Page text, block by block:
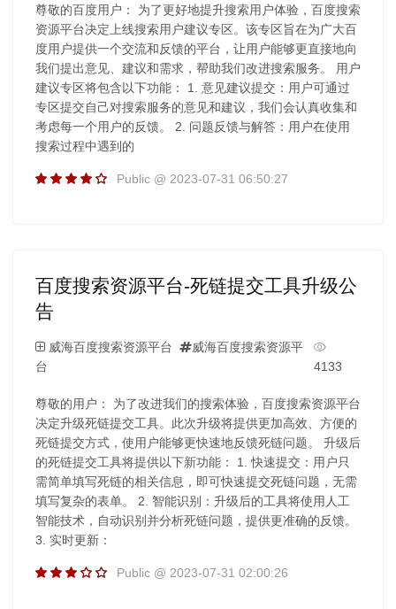
尊敬的百度用户： 为了更好地提升搜索用户体验，百度搜索
资源平台决定上线搜索用户建议专区。该专区旨在为广大百
度用户提供一个交流和反馈的平台，让用户能够更直接地向
我们提出意见、建议和需求，帮助我们改进搜索服务。 用户
建议专区将包含以下功能： 1. 意见建议提交：用户可通过
专区提交自己对搜索服务的意见和建议，我们会认真收集和
考虑每一个用户的反馈。 2. 问题反馈与解答：用户在使用
搜索过程中遇到的
Public @ 2023-07-31 06:50:27
百度搜索资源平台-死链提交工具升级公
告
威海百度搜索资源平台
威海百度搜索资源平
台
4133
尊敬的用户： 为了改进我们的搜索体验，百度搜索资源平台
决定升级死链提交工具。此次升级将提供更加高效、方便的
死链提交方式，使用户能够更快速地反馈死链问题。 升级后
的死链提交工具将提供以下新功能： 1. 快速提交：用户只
需简单填写死链的相关信息，即可快速提交死链问题，无需
填写复杂的表单。 2. 智能识别：升级后的工具将使用人工
智能技术，自动识别并分析死链问题，提供更准确的反馈。
3. 实时更新：
Public @ 2023-07-31 02:00:26